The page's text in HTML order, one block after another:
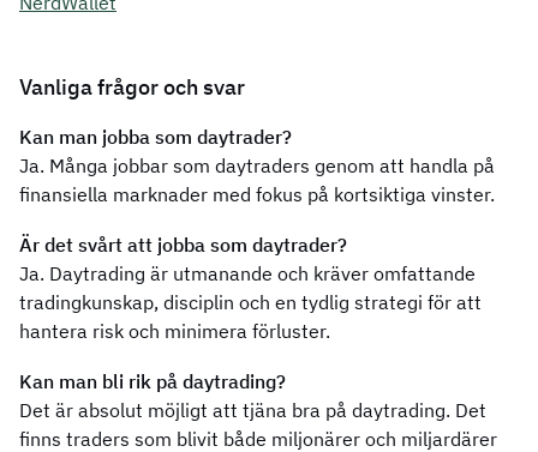
Vanliga frågor och svar
Kan man jobba som daytrader?
Ja. Många jobbar som daytraders genom att handla på
finansiella marknader med fokus på kortsiktiga vinster.
Är det svårt att jobba som daytrader?
Ja. Daytrading är utmanande och kräver omfattande
tradingkunskap, disciplin och en tydlig strategi för att
hantera risk och minimera förluster.
Kan man bli rik på daytrading?
Det är absolut möjligt att tjäna bra på daytrading. Det
finns traders som blivit både miljonärer och miljardärer